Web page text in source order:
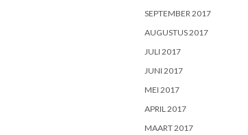
SEPTEMBER 2017
AUGUSTUS 2017
JULI 2017
JUNI 2017
MEI 2017
APRIL 2017
MAART 2017